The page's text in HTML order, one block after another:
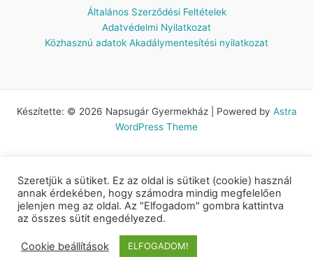
Általános Szerződési Feltételek
Adatvédelmi Nyilatkozat
Közhasznú adatok Akadálymentesítési nyilatkozat
Készítette: © 2026 Napsugár Gyermekház | Powered by Astra
WordPress Theme
Szeretjük a sütiket. Ez az oldal is sütiket (cookie) használ
annak érdekében, hogy számodra mindig megfelelően
jelenjen meg az oldal. Az "Elfogadom" gombra kattintva
az összes sütit engedélyezed.
Cookie beállítások ELFOGADOM!